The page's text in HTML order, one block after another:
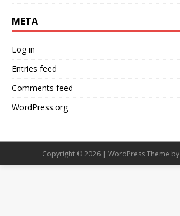
有F-16V战斗机。
META
Log in
Entries feed
Comments feed
WordPress.org
Copyright © 2026 | WordPress Theme by